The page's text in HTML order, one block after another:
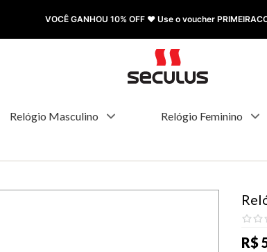
FRETE GRÁTIS à partir de R$ 499,00
Relógio Masculino Relógio Feminino
R$